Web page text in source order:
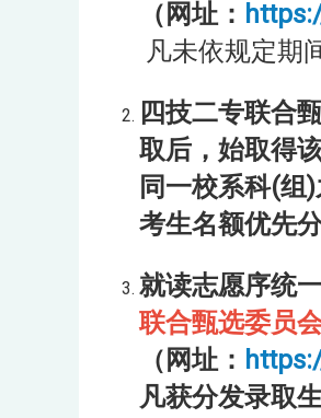
（网址：
凡未依规定期
四技二专联合
取后，始取得
同一校系科(组
考生名额优先分
就读志愿序统
联合甄选委员
（网址：
凡获分发录取